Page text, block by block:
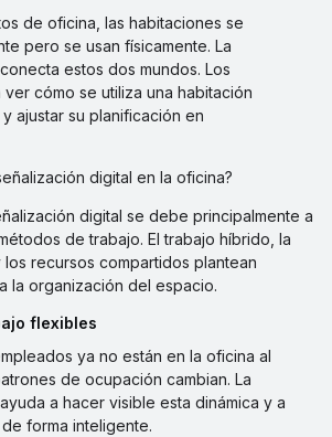
de oficina, las habitaciones se
pero se usan físicamente. La
estos dos mundos. Los
cómo se utiliza una habitación
ajustar su planificación en
digital en la oficina?
digital se debe principalmente a
de trabajo. El trabajo híbrido, la
recursos compartidos plantean
la organización del espacio.
flexibles
ya no están en la oficina al
de ocupación cambian. La
a hacer visible esta dinámica y a
forma inteligente.